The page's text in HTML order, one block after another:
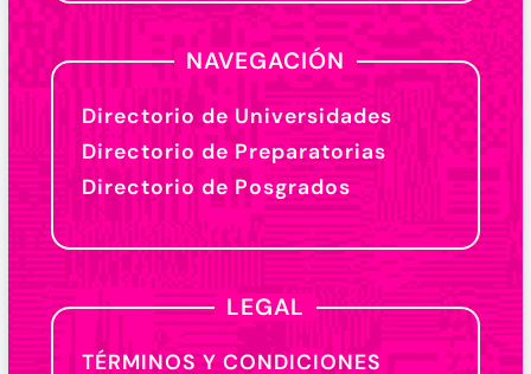
NAVEGACIÓN
Directorio de Universidades
Directorio de Preparatorias
Directorio de Posgrados
LEGAL
TÉRMINOS Y CONDICIONES